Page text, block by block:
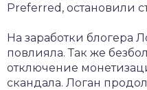
Preferred, остановили
На заработки блогера
повлияла. Так же
отключение
скандала. Логан